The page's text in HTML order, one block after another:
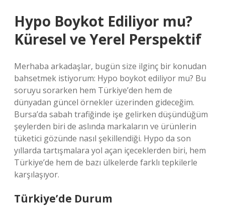
Hypo Boykot Ediliyor mu?
Küresel ve Yerel Perspektif
Merhaba arkadaşlar, bugün size ilginç bir konudan
bahsetmek istiyorum: Hypo boykot ediliyor mu? Bu
soruyu sorarken hem Türkiye’den hem de
dünyadan güncel örnekler üzerinden gideceğim.
Bursa’da sabah trafiğinde işe gelirken düşündüğüm
şeylerden biri de aslında markaların ve ürünlerin
tüketici gözünde nasıl şekillendiği. Hypo da son
yıllarda tartışmalara yol açan içeceklerden biri, hem
Türkiye’de hem de bazı ülkelerde farklı tepkilerle
karşılaşıyor.
Türkiye’de Durum